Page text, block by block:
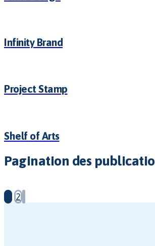
Infinity Brand
Project Stamp
Shelf of Arts
Pagination des
2